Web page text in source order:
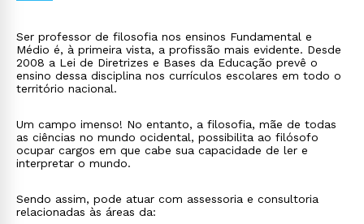
Ser professor de filosofia nos ensinos Fundamental e
Médio é, à primeira vista, a profissão mais evidente. Desde
2008 a Lei de Diretrizes e Bases da Educação prevê o
ensino dessa disciplina nos currículos escolares em todo o
território nacional.
Um campo imenso! No entanto, a filosofia, mãe de todas
as ciências no mundo ocidental, possibilita ao filósofo
ocupar cargos em que cabe sua capacidade de ler e
interpretar o mundo.
Sendo assim, pode atuar com assessoria e consultoria
relacionadas às áreas da: